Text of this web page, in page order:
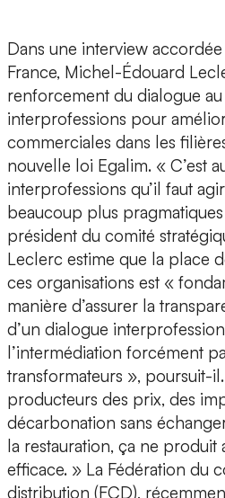
Dans une interview
France, Michel-Édouard
renforcement du dialogue au
interprofessions pour
commerciales dans les
nouvelle loi Egalim. « C’est
interprofessions qu’il faut
beaucoup plus
président du comité
Leclerc estime que la place
ces organisations est «
manière d’assurer la
d’un dialogue
l’intermédiation forcément
transformateurs », poursuit-
producteurs des prix, des
décarbonation sans
la restauration, ça ne produit
efficace. » La Fédération du
distribution (FCD),